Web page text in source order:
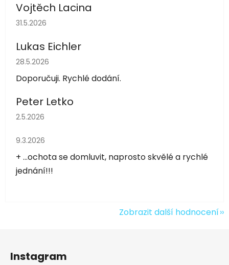
Vojtěch Lacina
Hodnocení obchodu je 5 z 5 hvězdiček.
31.5.2026
Lukas Eichler
Hodnocení obchodu je 5 z 5 hvězdiček.
28.5.2026
Doporučuji. Rychlé dodání.
Peter Letko
Hodnocení obchodu je 5 z 5 hvězdiček.
2.5.2026
Hodnocení obchodu je 5 z 5 hvězdiček.
9.3.2026
+ ...ochota se domluvit, naprosto skvělé a rychlé
jednání!!!
Zobrazit další hodnocení
Instagram